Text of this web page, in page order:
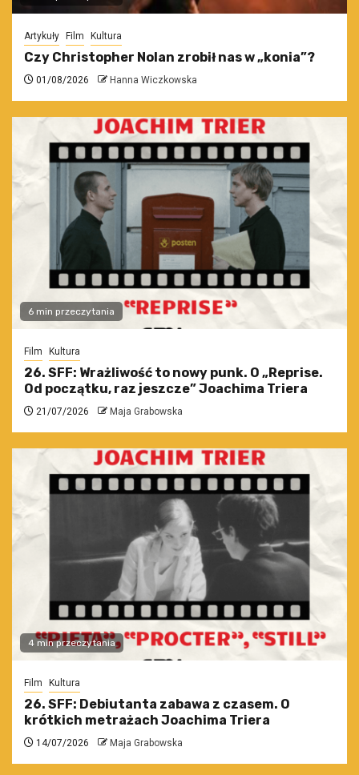
Artykuły Film Kultura
Czy Christopher Nolan zrobił nas w „konia”?
01/08/2026 Hanna Wiczkowska
6 min przeczytania
Film Kultura
26. SFF: Wrażliwość to nowy punk. O „Reprise.
Od początku, raz jeszcze” Joachima Triera
21/07/2026 Maja Grabowska
4 min przeczytania
Film Kultura
26. SFF: Debiutanta zabawa z czasem. O
krótkich metrażach Joachima Triera
14/07/2026 Maja Grabowska